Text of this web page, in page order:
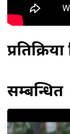
सम्बन्धित